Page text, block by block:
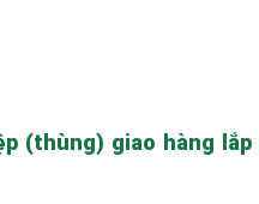
(thùng) giao hàng